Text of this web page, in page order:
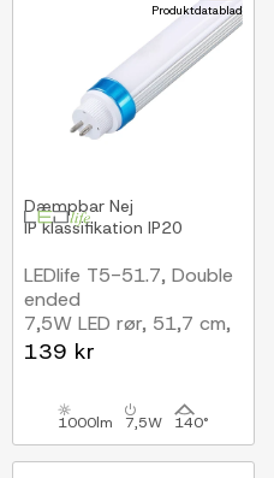
Produktdatablad
Dæmpbar Nej
IP klassifikation IP20
LEDlife T5-51.7, Double
ended
7,5W LED rør, 51,7 cm,
230V
139 kr
1000lm 7,5W 140°